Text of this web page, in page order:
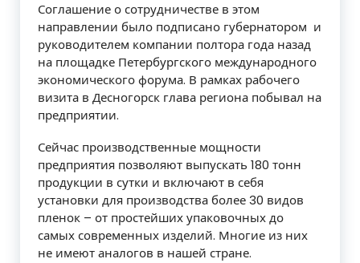
Соглашение о сотрудничестве в этом
направлении было подписано губернатором и
руководителем компании полтора года назад
на площадке Петербургского международного
экономического форума. В рамках рабочего
визита в Десногорск глава региона побывал на
предприятии.
Сейчас производственные мощности
предприятия позволяют выпускать 180 тонн
продукции в сутки и включают в себя
установки для производства более 30 видов
пленок – от простейших упаковочных до
самых современных изделий. Многие из них
не имеют аналогов в нашей стране.